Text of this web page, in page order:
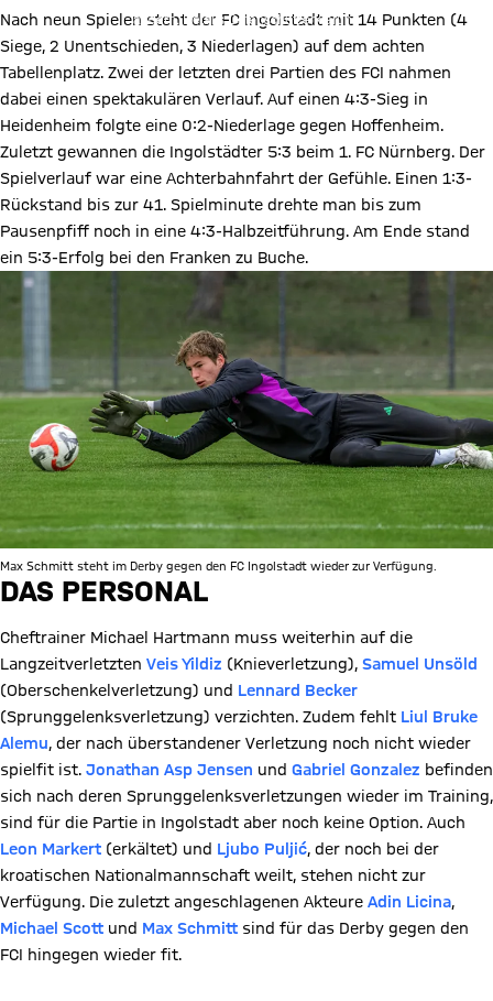
ändern. Details:Datenschutzerklärung
Nach neun Spielen steht der FC Ingolstadt mit 14 Punkten (4
Siege, 2 Unentschieden, 3 Niederlagen) auf dem achten
Tabellenplatz. Zwei der letzten drei Partien des FCI nahmen
dabei einen spektakulären Verlauf. Auf einen 4:3-Sieg in
Heidenheim folgte eine 0:2-Niederlage gegen Hoffenheim.
Zuletzt gewannen die Ingolstädter 5:3 beim 1. FC Nürnberg. Der
Spielverlauf war eine Achterbahnfahrt der Gefühle. Einen 1:3-
Rückstand bis zur 41. Spielminute drehte man bis zum
Pausenpfiff noch in eine 4:3-Halbzeitführung. Am Ende stand
ein 5:3-Erfolg bei den Franken zu Buche.
Max Schmitt steht im Derby gegen den FC Ingolstadt wieder zur Verfügung.
DAS PERSONAL
Cheftrainer Michael Hartmann muss weiterhin auf die
Langzeitverletzten Veis Yildiz (Knieverletzung), Samuel Unsöld
(Oberschenkelverletzung) und Lennard Becker
(Sprunggelenksverletzung) verzichten. Zudem fehlt Liul Bruke
Alemu, der nach überstandener Verletzung noch nicht wieder
spielfit ist. Jonathan Asp Jensen und Gabriel Gonzalez befinden
sich nach deren Sprunggelenksverletzungen wieder im Training,
sind für die Partie in Ingolstadt aber noch keine Option. Auch
Leon Markert (erkältet) und Ljubo Puljić, der noch bei der
kroatischen Nationalmannschaft weilt, stehen nicht zur
Verfügung. Die zuletzt angeschlagenen Akteure Adin Licina,
Michael Scott und Max Schmitt sind für das Derby gegen den
FCI hingegen wieder fit.